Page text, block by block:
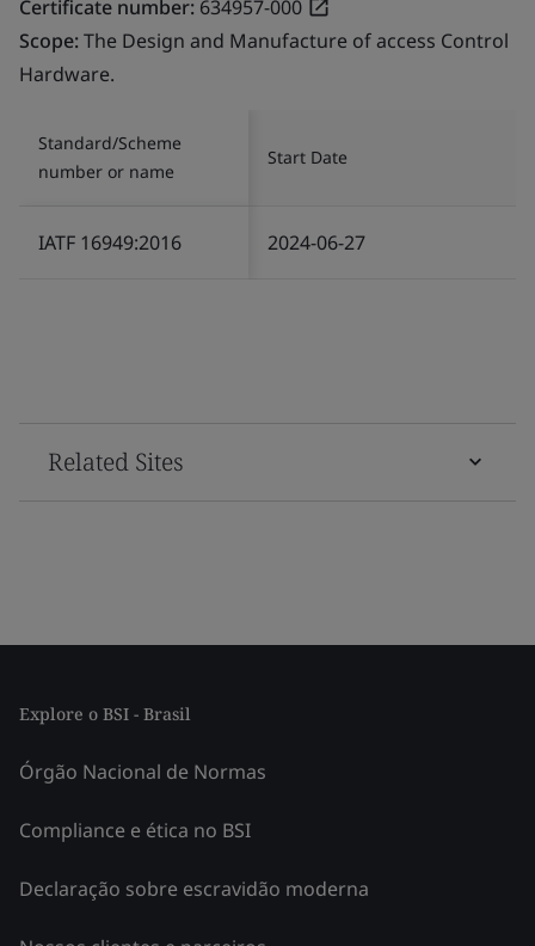
Certificate number: 634957-000
Scope:The Design and Manufacture of access Control
Hardware.
Standard/Scheme
number or name
Start Date
IATF 16949:2016 2024-06-27
Related Sites
Explore o BSI - Brasil
Órgão Nacional de Normas
Compliance e ética no BSI
Declaração sobre escravidão moderna